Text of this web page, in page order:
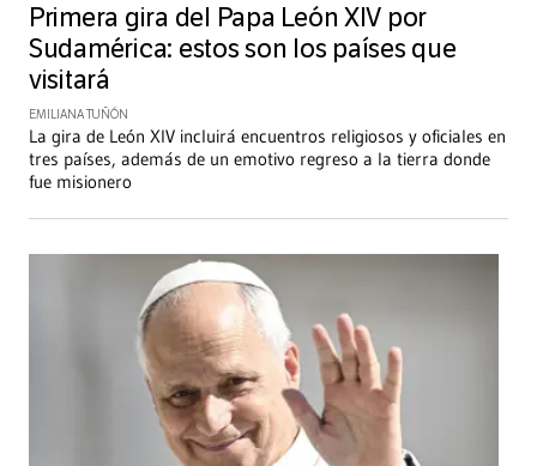
Primera gira del Papa León XIV por
Sudamérica: estos son los países que
visitará
EMILIANA TUÑÓN
La gira de León XIV incluirá encuentros religiosos y oficiales en
tres países, además de un emotivo regreso a la tierra donde
fue misionero